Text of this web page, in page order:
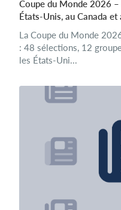
Coupe du Monde 2026
États-Unis, au Canada
La Coupe du Monde
: 48 sélections, 12
les États-Uni...